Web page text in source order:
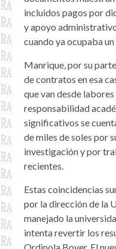
incluidos pagos por
y apoyo
cuando ya ocupaba
Manrique, por su
de contratos en esa
que van desde
responsabilidad
significativos se
de miles de soles por
investigación y por
recientes.
Estas coincidencias
por la dirección de la
manejado la
intenta revertir los